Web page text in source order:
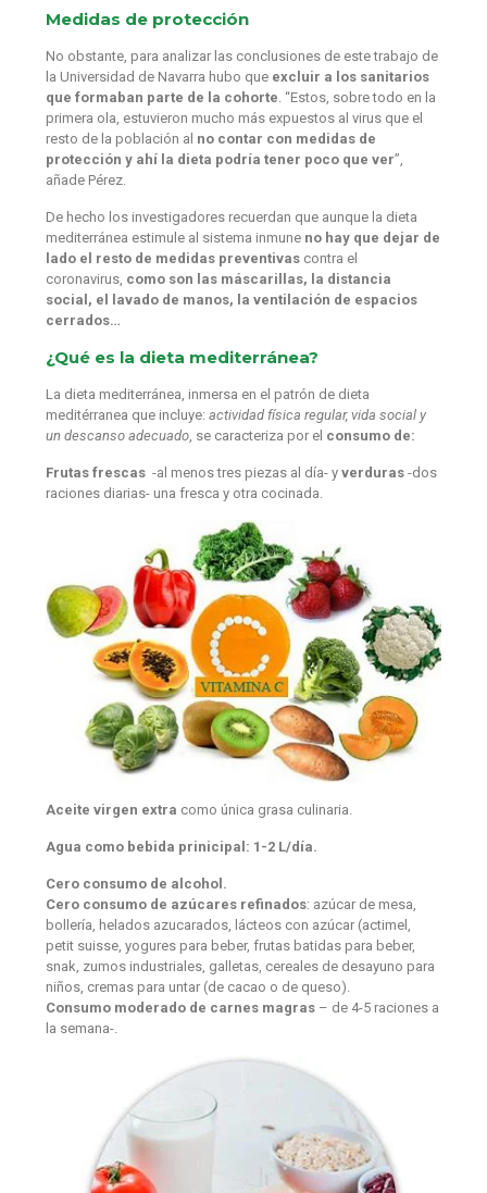
Medidas de protección
No obstante, para analizar las conclusiones de este trabajo de
la Universidad de Navarra hubo que excluir a los sanitarios
que formaban parte de la cohorte . “Estos, sobre todo en la
primera ola, estuvieron mucho más expuestos al virus que el
resto de la población al no contar con medidas de
protección y ahí la dieta podría tener poco que ver”,
añade Pérez.
De hecho los investigadores recuerdan que aunque la dieta
mediterránea estimule al sistema inmune no hay que dejar de
lado el resto de medidas preventivas contra el
coronavirus, como son las máscarillas, la distancia
social, el lavado de manos, la ventilación de espacios
cerrados…
¿Qué es la dieta mediterránea?
La dieta mediterránea, inmersa en el patrón de dieta
meditérranea que incluye:actividad física regular, vida social y
un descanso adecuado , se caracteriza por el consumo de:
Frutas frescas -al menos tres piezas al día- yverduras-dos
raciones diarias- una fresca y otra cocinada.
Aceite virgen extra como única grasa culinaria.
Agua como bebida prinicipal: 1-2 L/día.
Cero consumo de alcohol.
Cero consumo de azúcares refinados: azúcar de mesa,
bollería, helados azucarados, lácteos con azúcar (actimel,
petit suisse, yogures para beber, frutas batidas para beber,
snak, zumos industriales, galletas, cereales de desayuno para
niños, cremas para untar (de cacao o de queso).
Consumo moderado de carnes magras – de 4-5 raciones a
la semana-.